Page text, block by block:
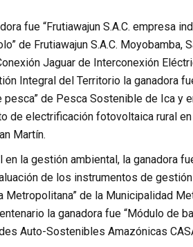
fue “Frutiawajun S.A.C. empresa
de Frutiawajun S.A.C. Moyobamba,
Jaguar de Interconexión
Integral del Territorio la ganadora
de Pesca Sostenible de Ica y
de electrificación fotovoltaica rural
Martín.
la gestión ambiental, la ganadora
de los instrumentos de
de la Municipalidad
la ganadora fue “Módulo de
Auto-Sostenibles Amazónicas